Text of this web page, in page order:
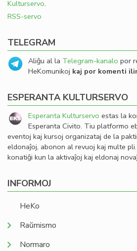
Kulturservo.
RSS-servo
TELEGRAM
Aliĝu al la Telegram-kanalo por
HeKomunikoj kaj por komenti
ESPERANTA KULTURSERVO
Esperanta Kulturservo estas la
Esperanta Civito. Tiu platformo
eventoj kaj kursoj organizataj de la
eldonaĵoj, abonon al revuoj kaj multe
konatiĝi kun la aktivaĵoj kaj eldonaj
INFORMOJ
HeKo
Raŭmismo
Normaro